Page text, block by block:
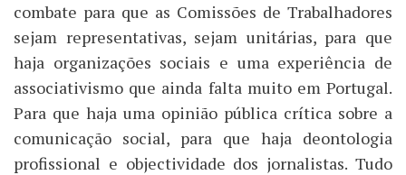
combate para que as Comissões de Trabalhadores
sejam representativas, sejam unitárias, para que
haja organizações sociais e uma experiência de
associativismo que ainda falta muito em Portugal.
Para que haja uma opinião pública crítica sobre a
comunicação social, para que haja deontologia
profissional e objectividade dos jornalistas. Tudo